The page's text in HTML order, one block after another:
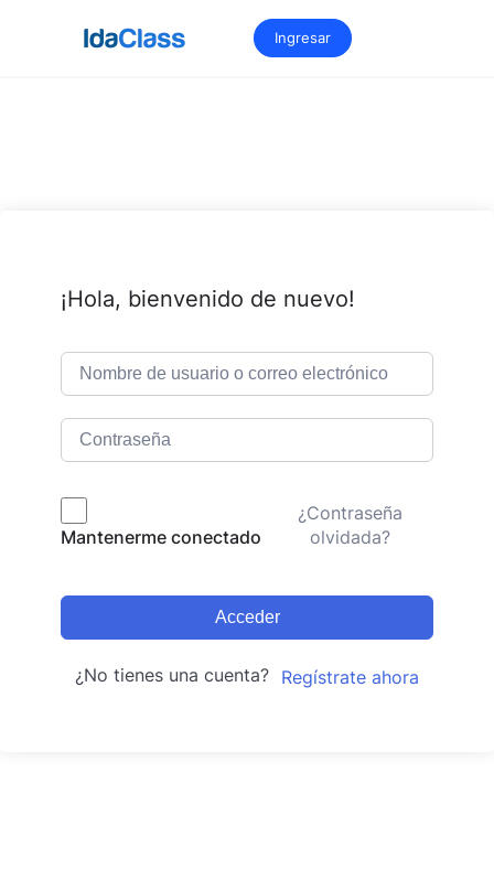
Ingresar
¡Hola, bienvenido de nuevo!
Mantenerme conectado
¿Contraseña
olvidada?
Acceder
¿No tienes una cuenta? Regístrate ahora